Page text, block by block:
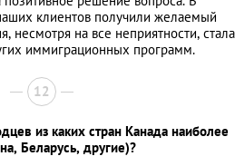
клиентов получили желаемый
несмотря на все неприятности, стала
иммиграционных программ.
12
из каких стран Канада наиболее
Беларусь, другие)?